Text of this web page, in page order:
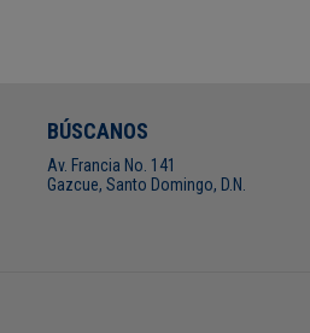
BÚSCANOS
Av. Francia No. 141
Gazcue, Santo Domingo, D.N.